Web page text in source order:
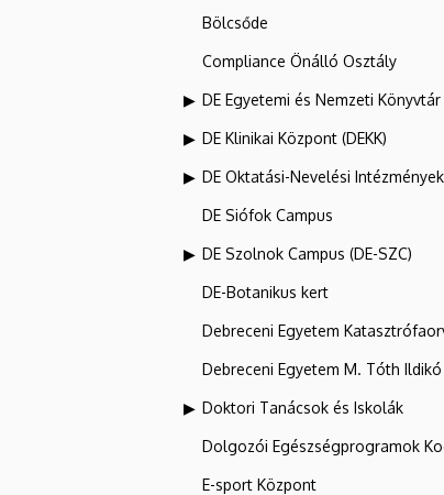
Bölcsőde
Compliance Önálló Osztály
DE Egyetemi és Nemzeti Könyvtár
DE Klinikai Központ (DEKK)
DE Oktatási-Nevelési Intézmények
DE Siófok Campus
DE Szolnok Campus (DE-SZC)
DE-Botanikus kert
Debreceni Egyetem
Debreceni Egyetem M. Tóth
Doktori Tanácsok és Iskolák
Dolgozói Egészségprogramok
E-sport Központ